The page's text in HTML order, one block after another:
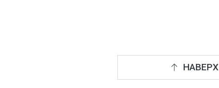
НАВЕРХ